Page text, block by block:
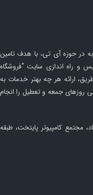
در حوزه آی تی، با هدف تامین
و راه اندازی سایت “فروشگاه
ارائه هر چه بهتر خدمات به
جمعه و تعطیل را انجام
مجتمع کامپیوتر پایتخت، طبقه